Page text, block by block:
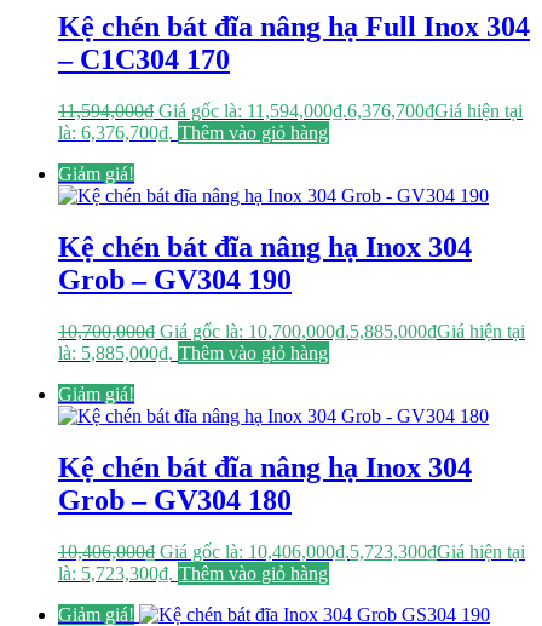
Kệ chén bát đĩa nâng hạ Full Inox 304
– C1C304 170
11,594,000₫ Giá gốc là: 11,594,000₫.6,376,700₫Giá hiện tại
là: 6,376,700₫. Thêm vào giỏ hàng
Giảm giá!
Kệ chén bát đĩa nâng hạ Inox 304
Grob – GV304 190
10,700,000₫ Giá gốc là: 10,700,000₫.5,885,000₫Giá hiện tại
là: 5,885,000₫. Thêm vào giỏ hàng
Giảm giá!
Kệ chén bát đĩa nâng hạ Inox 304
Grob – GV304 180
10,406,000₫ Giá gốc là: 10,406,000₫.5,723,300₫Giá hiện tại
là: 5,723,300₫. Thêm vào giỏ hàng
Giảm giá!